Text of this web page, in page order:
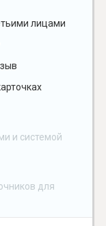
лицами
и системой
для